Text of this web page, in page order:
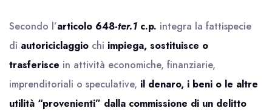
Secondo l’articolo 648-ter.1 c.p. integra la fattispecie
di autoriciclaggio chi impiega, sostituisce o
trasferisce in attività economiche, finanziarie,
imprenditoriali o speculative, il denaro, i beni o le altre
utilità “provenienti” dalla commissione di un delitto